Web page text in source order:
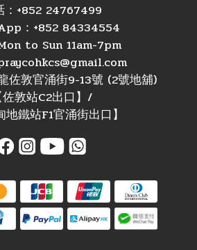
：+852 24767499
：+852 84334554
to Sun 11am-7pm
佐敦官涌街9-13號 (2號地舖)
佐敦站C2出口】/
地鐵站F1官涌街出口】